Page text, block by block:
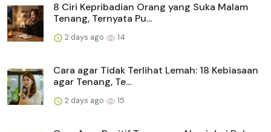
8 Ciri Kepribadian Orang yang Suka Malam
Tenang, Ternyata Pu...
2 days ago 14
Cara agar Tidak Terlihat Lemah: 18 Kebiasaan
agar Tenang, Te...
2 days ago 15